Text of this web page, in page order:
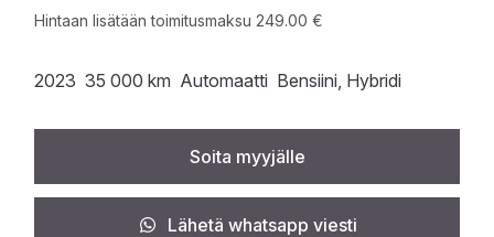
Hintaan lisätään toimitusmaksu 249.00 €
2023 35 000 km Automaatti Bensiini , Hybridi
Soita myyjälle
Lähetä whatsapp viesti